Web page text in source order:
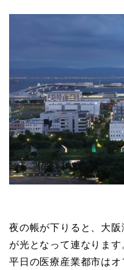
夜の帳が下りると、大
が光となって連なります
平日の医療産業都市は